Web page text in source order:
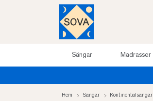
Sängar Madrasser
Hem Sängar Kontinentalsängar